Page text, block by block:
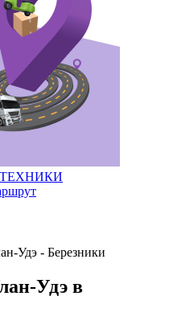
Удэ - Березники
Удэ в